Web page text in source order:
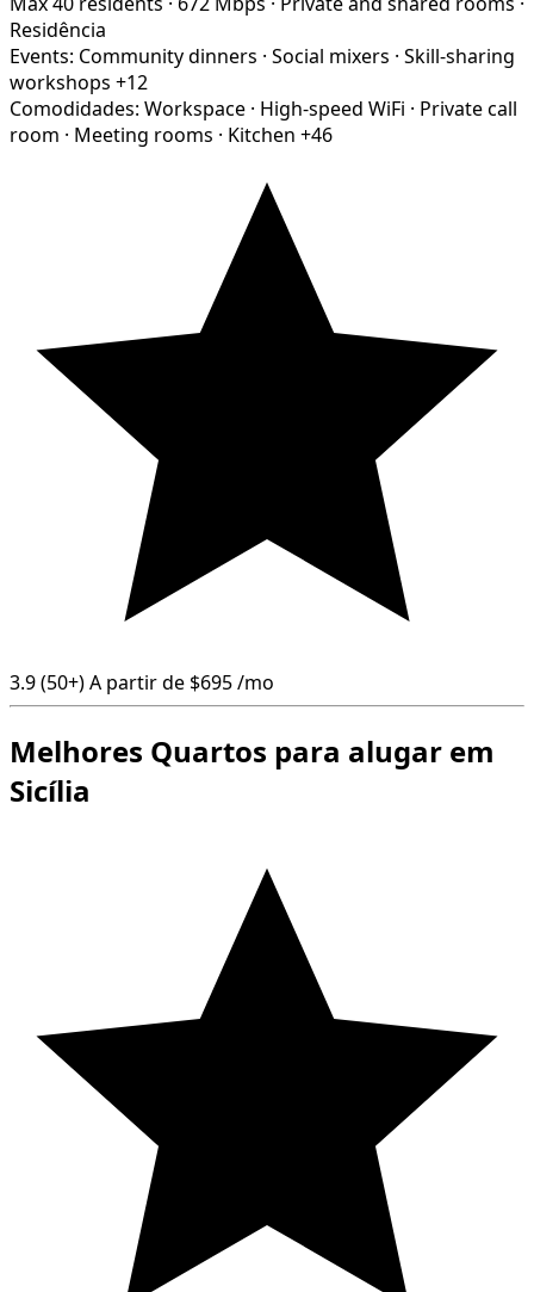
Residência
Events: Community dinners · Social mixers · Skill-sharing
workshops +12
Comodidades: Workspace · High-speed WiFi · Private call
room · Meeting rooms · Kitchen +46
3.9(50+)A partir de $695/mo
Melhores Quartos para alugar em
Sicília